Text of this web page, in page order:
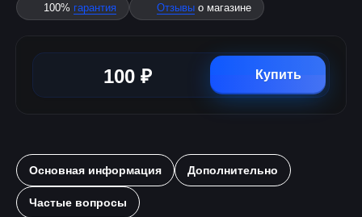
100% гарантия Отзывы о магазине
100 ₽ Купить
Основная информация Дополнительно
Частые вопросы